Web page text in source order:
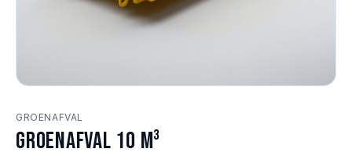
GROENAFVAL
Groenafval 10 m³